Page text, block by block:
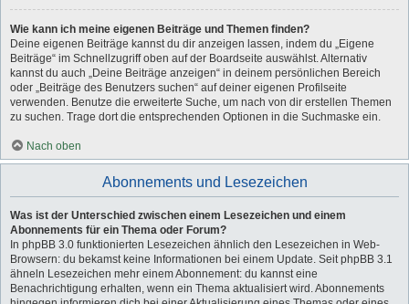
Wie kann ich meine eigenen Beiträge und Themen finden?
Deine eigenen Beiträge kannst du dir anzeigen lassen, indem du „Eigene
Beiträge“ im Schnellzugriff oben auf der Boardseite auswählst. Alternativ
kannst du auch „Deine Beiträge anzeigen“ in deinem persönlichen Bereich
oder „Beiträge des Benutzers suchen“ auf deiner eigenen Profilseite
verwenden. Benutze die erweiterte Suche, um nach von dir erstellen Themen
zu suchen. Trage dort die entsprechenden Optionen in die Suchmaske ein.
Nach oben
Abonnements und Lesezeichen
Was ist der Unterschied zwischen einem Lesezeichen und einem
Abonnements für ein Thema oder Forum?
In phpBB 3.0 funktionierten Lesezeichen ähnlich den Lesezeichen in Web-
Browsern: du bekamst keine Informationen bei einem Update. Seit phpBB 3.1
ähneln Lesezeichen mehr einem Abonnement: du kannst eine
Benachrichtigung erhalten, wenn ein Thema aktualisiert wird. Abonnements